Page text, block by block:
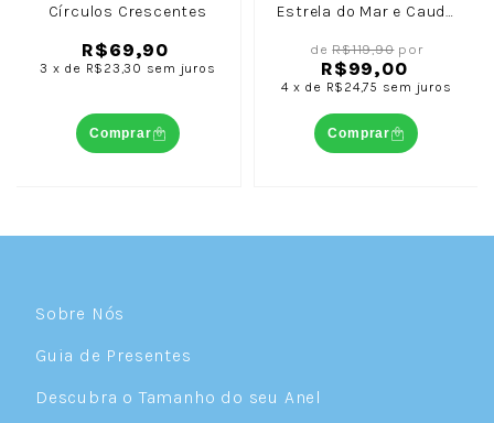
Círculos Crescentes
R$69,90
3 x de R$23,30 sem juros
Comprar
Estrela do Mar e Cauda
deR$119,90por
R$99,00
4 x de R$24,75 sem juros
Comprar
Sobre Nós
Guia de Presentes
Descubra o Tamanho do seu Anel